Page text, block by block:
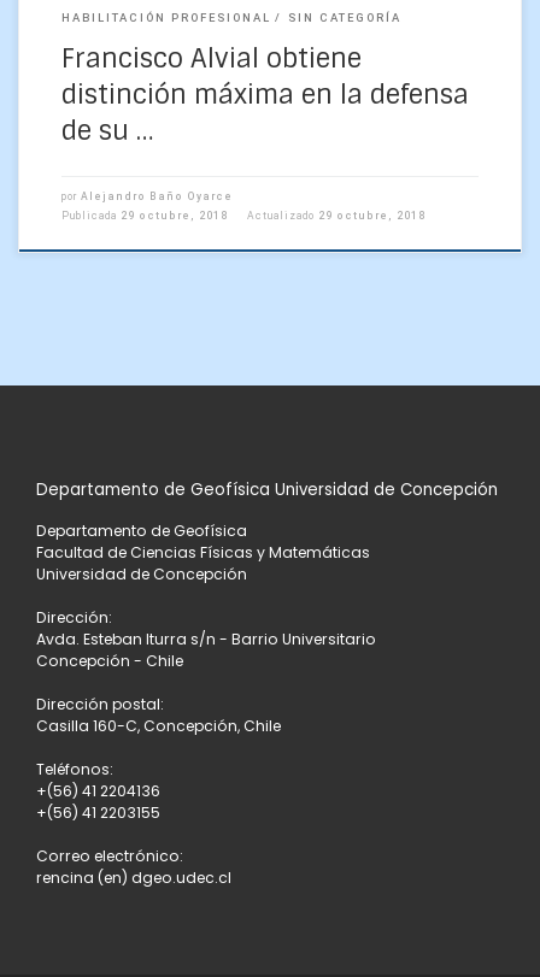
HABILITACIÓN PROFESIONAL SIN CATEGORÍA
Francisco Alvial obtiene
distinción máxima en la defensa
de su …
por Alejandro Baño Oyarce
Publicada 29 octubre, 2018 Actualizado 29 octubre, 2018
Departamento de Geofísica Universidad de Concepción
Departamento de Geofísica
Facultad de Ciencias Físicas y Matemáticas
Universidad de Concepción
Dirección:
Avda. Esteban Iturra s/n - Barrio Universitario
Concepción - Chile
Dirección postal:
Casilla 160-C, Concepción, Chile
Teléfonos:
+(56) 41 2204136
+(56) 41 2203155
Correo electrónico:
rencina (en) dgeo.udec.cl